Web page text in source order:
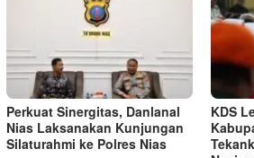
Perkuat Sinergitas, Danlanal
Nias Laksanakan Kunjungan
Silaturahmi ke Polres Nias
KDS